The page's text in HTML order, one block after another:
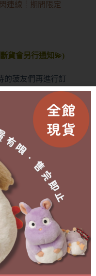
連線┊期間限定
貨會另行通知💫)
的菠友們再進行訂
狀況發生，不會影
🫶🏻